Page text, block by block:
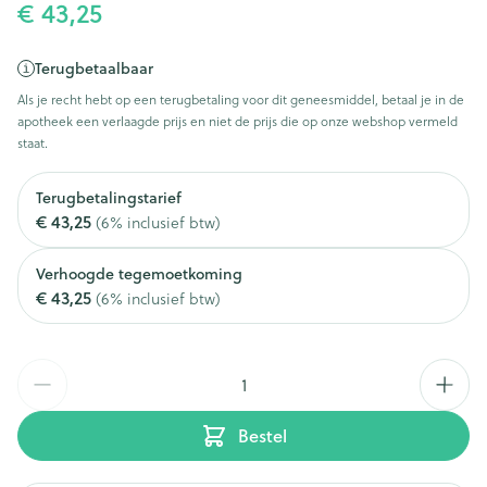
€ 43,25
Terugbetaalbaar
Als je recht hebt op een terugbetaling voor dit geneesmiddel, betaal je in de
apotheek een verlaagde prijs en niet de prijs die op onze webshop vermeld
staat.
Terugbetalingstarief
€ 43,25 (6% inclusief btw)
Verhoogde tegemoetkoming
€ 43,25 (6% inclusief btw)
Bestel